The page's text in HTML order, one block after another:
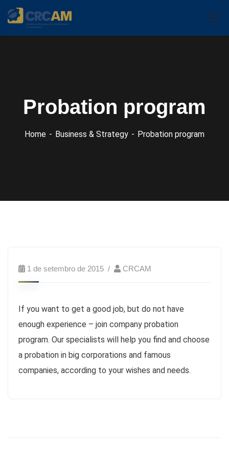
Probation program
Home Business & Strategy Probation program
1 de setembro de 2015 CRCAM
If you want to get a good job, but do not have
enough experience – join company probation
program. Our specialists will help you find and choose
a probation in big corporations and famous
companies, according to your wishes and needs.